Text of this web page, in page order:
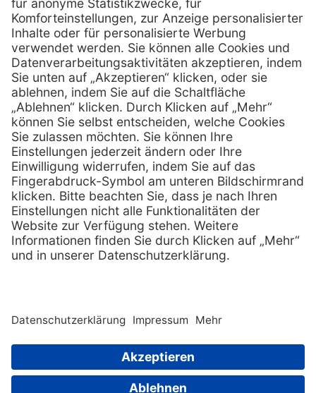
Telefon: 0800 - 600 66 30
Telefon:0800 - 07 01 96
E-Mail:info @ praxis-discount.de
Services
Serviceversprechen
Sprechstundenbedarf
Retoure anmelden
Hilfe
FAQs
Kontakt
Lob & Kritik
Zertifikat Rechtliches
Impressum
Datenschutz
AGB
Copyright © 2026 PxD Praxis-Discount GmbH. All rights
Wir beliefern ausschließlich Fachkreise. Ausgewiesene Preise